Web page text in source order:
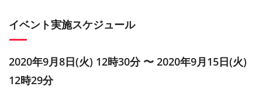
イベント実施スケジュール
2020年9月8日(火) 12時30分 〜 2020年9月15日(火)
12時29分